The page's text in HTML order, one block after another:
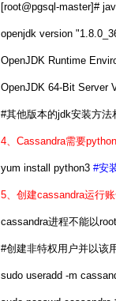
[root@pgsql-master]#
openjdk version
OpenJDK Runtime
OpenJDK 64-Bit Server
#其他版本的jdk安装方法
4、Cassandra需要
yum install python3 #安
5、创建cassandra运行
cassandra进程不能以
#创建非特权用户并以该
sudo useradd -m